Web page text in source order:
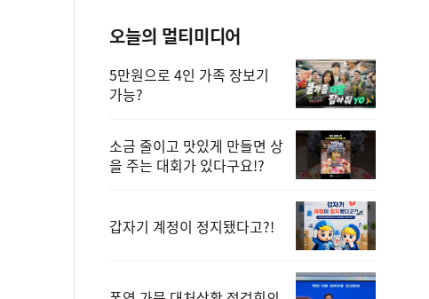
오늘의 멀티미디어
5만원으로 4인 가족 장보기
가능?
소금 줄이고 맛있게 만들면 상
을 주는 대회가 있다구요!?
갑자기 계정이 정지됐다고?!